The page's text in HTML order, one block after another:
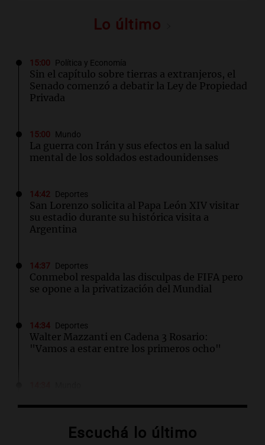
Lo último
15:00 Política y Economía
Sin el capítulo sobre tierras a extranjeros, el
Senado comenzó a debatir la Ley de Propiedad
Privada
15:00 Mundo
La guerra con Irán y sus efectos en la salud
mental de los soldados estadounidenses
14:42 Deportes
San Lorenzo solicita al Papa León XIV visitar
su estadio durante su histórica visita a
Argentina
14:37 Deportes
Conmebol respalda las disculpas de FIFA pero
se opone a la privatización del Mundial
14:34 Deportes
Walter Mazzanti en Cadena 3 Rosario:
"Vamos a estar entre los primeros ocho"
posibilidad de ventas masivas por parte de
Escuchá lo último